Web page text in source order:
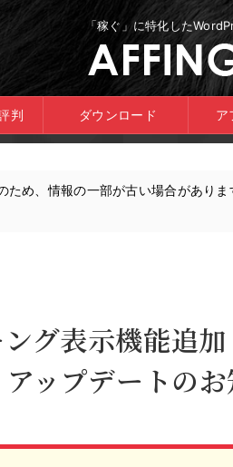
「稼ぐ」に特化した
判 ダウンロード ア
ため、情報の一部が古い場合があり
グ表示機能追
ップデートの